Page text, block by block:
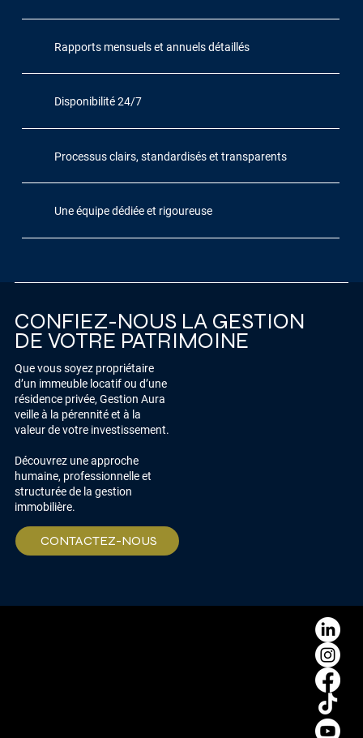
Rapports mensuels et annuels détaillés
Disponibilité 24/7
Processus clairs, standardisés et transparents
Une équipe dédiée et rigoureuse
CONFIEZ-NOUS LA GESTION
DE VOTRE PATRIMOINE
Que vous soyez propriétaire
d’un immeuble locatif ou d’une
résidence privée, Gestion Aura
veille à la pérennité et à la
valeur de votre investissement.
Découvrez une approche
humaine, professionnelle et
structurée de la gestion
immobilière.
CONTACTEZ-NOUS